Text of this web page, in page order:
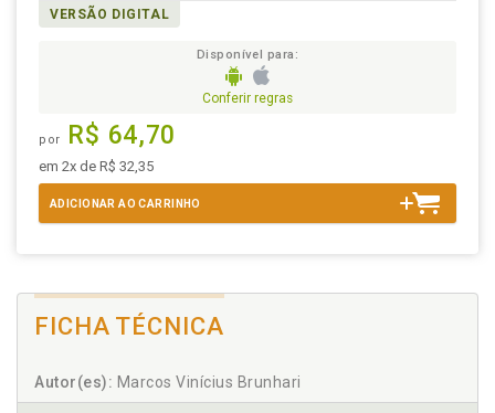
VERSÃO DIGITAL
Disponível para:
Conferir regras
por R$ 64,70
em 2x de R$ 32,35
ADICIONAR AO CARRINHO
FICHA TÉCNICA
Autor(es): Marcos Vinícius Brunhari